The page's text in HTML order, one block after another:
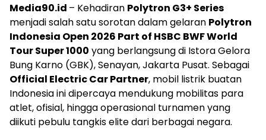
Media90.id – Kehadiran Polytron G3+ Series
menjadi salah satu sorotan dalam gelaran Polytron
Indonesia Open 2026 Part of HSBC BWF World
Tour Super 1000 yang berlangsung di Istora Gelora
Bung Karno (GBK), Senayan, Jakarta Pusat. Sebagai
Official Electric Car Partner, mobil listrik buatan
Indonesia ini dipercaya mendukung mobilitas para
atlet, ofisial, hingga operasional turnamen yang
diikuti pebulu tangkis elite dari berbagai negara.